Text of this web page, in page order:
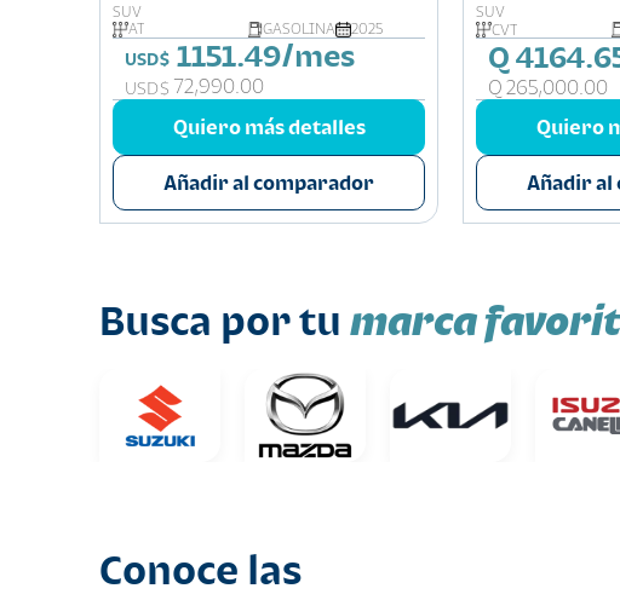
SUV
AT
GASOLINA 2025
USD$ 1151.49/mes
USD$ 72,990.00
Quiero más detalles
Añadir al comparador
SUV
CVT
Q
Q 265,000.00
Quiero
Añadir al
Busca por tu marca
Conoce las